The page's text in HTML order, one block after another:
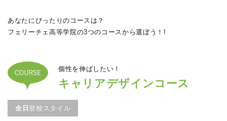
あなたにぴったりのコースは？
フェリーチェ高等学院の3つのコースから選ぼう！!
個性を伸ばしたい！
キャリアデザインコース
全日登校スタイル